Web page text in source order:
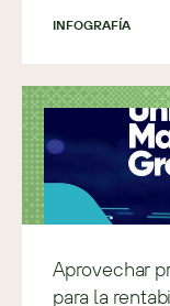
INFOGRAFÍA
Aprovechar
para la